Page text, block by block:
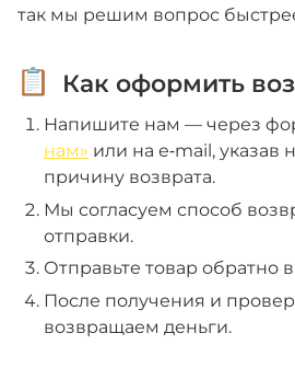
так мы решим вопрос
Как оформить
Напишите нам — через
нам» или на e‑mail, указав
причину возврата.
Мы согласуем способ
отправки.
Отправьте товар обратно
После получения и
возвращаем деньги.